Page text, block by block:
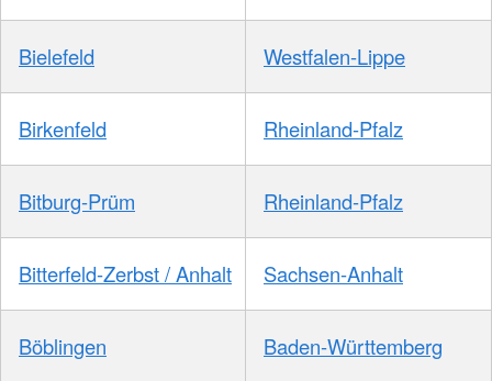
Bielefeld Westfalen-Lippe
Birkenfeld Rheinland-Pfalz
Bitburg-Prüm Rheinland-Pfalz
Bitterfeld-Zerbst / Anhalt Sachsen-Anhalt
Böblingen Baden-Württemberg